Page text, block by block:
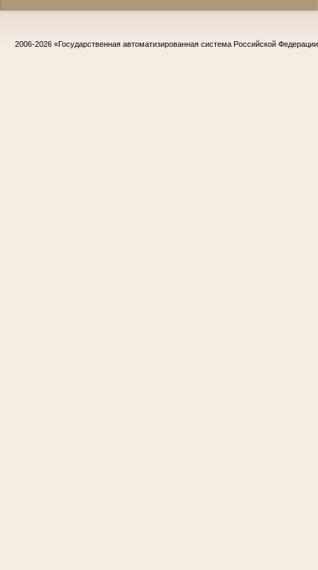
2006-2026 «Государственная автоматизированная система Российской